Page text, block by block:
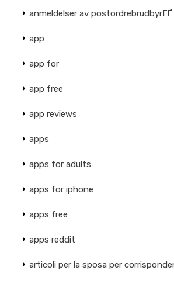
anmeldelser av postordrebrudbyrГҐ
app
app for
app free
app reviews
apps
apps for adults
apps for iphone
apps free
apps reddit
articoli per la sposa per